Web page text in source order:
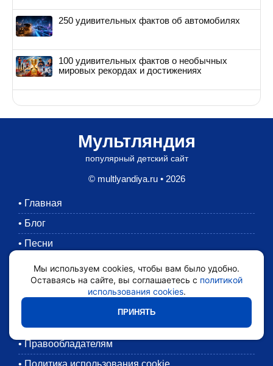
250 удивительных фактов об автомобилях
100 удивительных фактов о необычных
мировых рекордах и достижениях
Мультляндия
популярный детский сайт
© multlyandiya.ru • 2026
• Главная
• Блог
• Песни
Раскраски
Картинки
•
•
• Правообладателям
Мы используем cookies, чтобы вам было удобно.
Оставаясь на сайте, вы соглашаетесь с политикой
использования cookies.
ПРИНЯТЬ